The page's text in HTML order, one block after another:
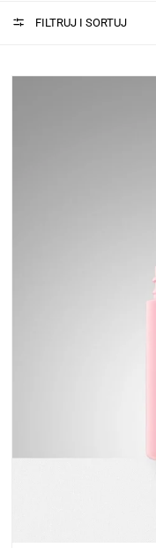
FILTRUJ I SORTUJ